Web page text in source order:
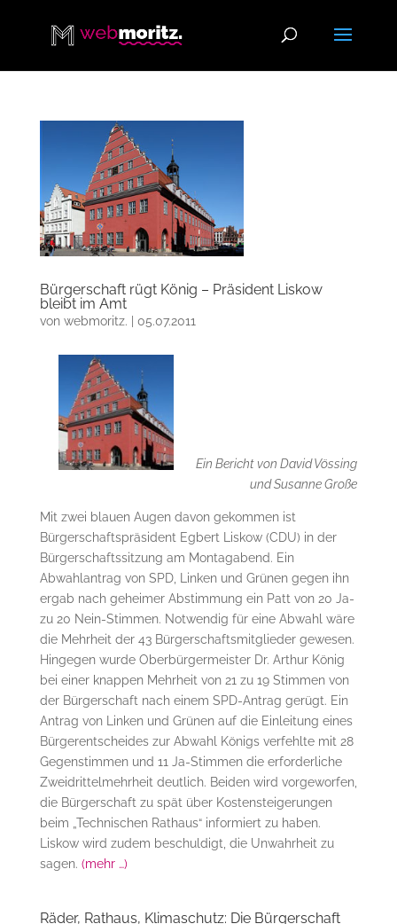
Bürgerschaft rügt König – Präsident Liskow
bleibt im Amt
von webmoritz. 05.07.2011
Ein Bericht von David Vössing
und Susanne Große
Mit zwei blauen Augen davon gekommen ist
Bürgerschaftspräsident Egbert Liskow (CDU) in der
Bürgerschaftssitzung am Montagabend. Ein
Abwahlantrag von SPD, Linken und Grünen gegen ihn
ergab nach geheimer Abstimmung ein Patt von 20 Ja-
zu 20 Nein-Stimmen. Notwendig für eine Abwahl wäre
die Mehrheit der 43 Bürgerschaftsmitglieder gewesen.
Hingegen wurde Oberbürgermeister Dr. Arthur König
bei einer knappen Mehrheit von 21 zu 19 Stimmen von
der Bürgerschaft nach einem SPD-Antrag gerügt. Ein
Antrag von Linken und Grünen auf die Einleitung eines
Bürgerentscheides zur Abwahl Königs verfehlte mit 28
Gegenstimmen und 11 Ja-Stimmen die erforderliche
Zweidrittelmehrheit deutlich. Beiden wird vorgeworfen,
die Bürgerschaft zu spät über Kostensteigerungen
beim „Technischen Rathaus“ informiert zu haben.
Liskow wird zudem beschuldigt, die Unwahrheit zu
sagen. (mehr …)
Räder, Rathaus, Klimaschutz: Die Bürgerschaft